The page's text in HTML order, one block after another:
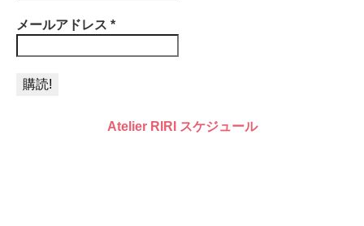
メールアドレス *
Atelier RIRI スケジュール